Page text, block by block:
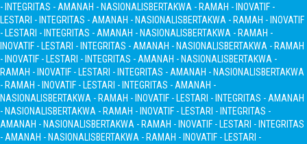
- INTEGRITAS - AMANAH - NASIONALISBERTAKWA - RAMAH - INOVATIF -
LESTARI - INTEGRITAS - AMANAH - NASIONALISBERTAKWA - RAMAH - INOVATIF
- LESTARI - INTEGRITAS - AMANAH - NASIONALISBERTAKWA - RAMAH -
INOVATIF - LESTARI - INTEGRITAS - AMANAH - NASIONALISBERTAKWA - RAMAH
- INOVATIF - LESTARI - INTEGRITAS - AMANAH - NASIONALISBERTAKWA -
RAMAH - INOVATIF - LESTARI - INTEGRITAS - AMANAH - NASIONALISBERTAKWA
- RAMAH - INOVATIF - LESTARI - INTEGRITAS - AMANAH -
NASIONALISBERTAKWA - RAMAH - INOVATIF - LESTARI - INTEGRITAS - AMANAH
- NASIONALISBERTAKWA - RAMAH - INOVATIF - LESTARI - INTEGRITAS -
AMANAH - NASIONALISBERTAKWA - RAMAH - INOVATIF - LESTARI - INTEGRITAS
- AMANAH - NASIONALISBERTAKWA - RAMAH - INOVATIF - LESTARI -